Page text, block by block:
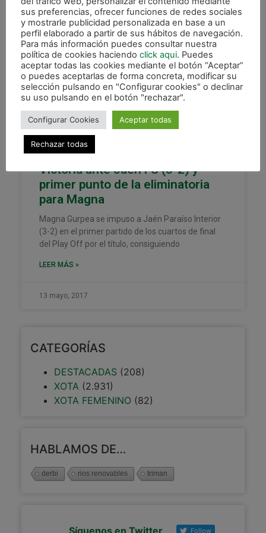
XOTA
Victoria ante Jaén FS (3-2) y
primer punto de la eliminatoria
para Magna
Magna Gurpea se impuso a Jaén Paraíso Interior
(3-2) en el primer partido de los cuartos de final
del Play Off por el título, consiguiendo
LEER MÁS »
13 mayo, 2017
CATEGORÍAS
DESTACADAS (208)
XOTA(2.931)
XOTA FEMENINO (82)
HABLAMOS DE…
derbi rios renovables triman
Follow
sus preferencias, ofrecer funciones de redes sociales
y mostrarle publicidad personalizada en base a un
perfil elaborado a partir de sus hábitos de navegación.
Para más información puedes consultar nuestra
política de cookies haciendo click aqui. Puedes
aceptar todas las cookies mediante el botón “Aceptar”
o puedes aceptarlas de forma concreta, modificar su
selección pulsando en "Configurar cookies" o declinar
su uso pulsando en el botón "rechazar".
Configurar Cookies Aceptar todas
Rechazar todas